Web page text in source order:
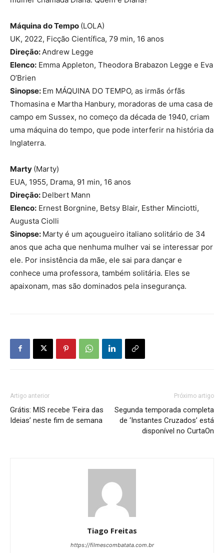
Máquina do Tempo (LOLA)
UK, 2022, Ficção Científica, 79 min, 16 anos
Direção: Andrew Legge
Elenco: Emma Appleton, Theodora Brabazon Legge e Eva
O’Brien
Sinopse: Em MÁQUINA DO TEMPO, as irmãs órfãs
Thomasina e Martha Hanbury, moradoras de uma casa de
campo em Sussex, no começo da década de 1940, criam
uma máquina do tempo, que pode interferir na história da
Inglaterra.
Marty (Marty)
EUA, 1955, Drama, 91 min, 16 anos
Direção: Delbert Mann
Elenco: Ernest Borgnine, Betsy Blair, Esther Minciotti,
Augusta Ciolli
Sinopse: Marty é um açougueiro italiano solitário de 34
anos que acha que nenhuma mulher vai se interessar por
ele. Por insistência da mãe, ele sai para dançar e
conhece uma professora, também solitária. Eles se
apaixonam, mas são dominados pela insegurança.
Artigo anterior
Grátis: MIS recebe ‘Feira das
Ideias’ neste fim de semana
Próximo artigo
Segunda temporada completa
de ‘Instantes Cruzados’ está
disponível no CurtaOn
Tiago Freitas
https://filmescombatata.com.br